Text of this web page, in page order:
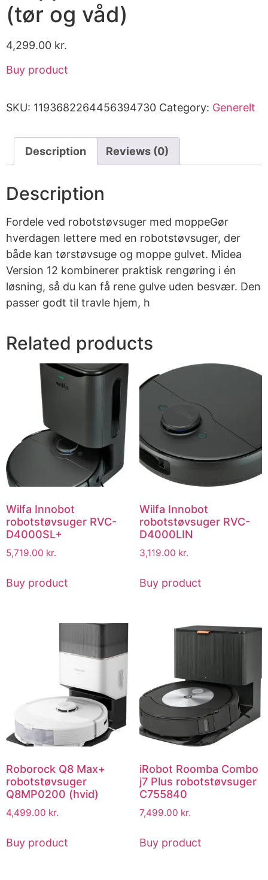
(tør og våd)
4,299.00 kr.
Buy product
SKU: 1193682264456394730 Category: Generelt
Description Reviews (0)
Description
Fordele ved robotstøvsuger med moppeGør
hverdagen lettere med en robotstøvsuger, der
både kan tørstøvsuge og moppe gulvet. Midea
Version 12 kombinerer praktisk rengøring i én
løsning, så du kan få rene gulve uden besvær. Den
passer godt til travle hjem, h
Related products
Wilfa Innobot
robotstøvsuger RVC-
D4000SL+
5,719.00 kr.
Buy product
Wilfa Innobot
robotstøvsuger RVC-
D4000LIN
3,119.00 kr.
Buy product
Roborock Q8 Max+
robotstøvsuger
Q8MP0200 (hvid)
4,499.00 kr.
Buy product
iRobot Roomba Combo
j7 Plus robotstøvsuger
C755840
7,499.00 kr.
Buy product